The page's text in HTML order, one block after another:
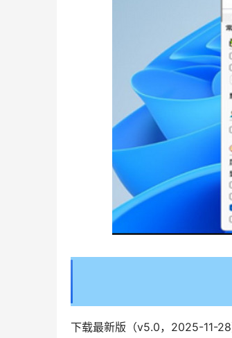
下载最新版（v5.0，2025-11-28